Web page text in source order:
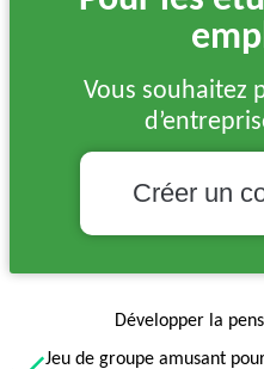
Vous souhaitez
Créer un
Développer la
Jeu de groupe amusant